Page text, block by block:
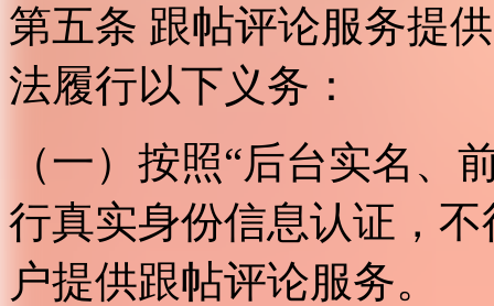
第五条 跟帖评论服务提
法履行以下义务：
（一）按照“后台实名、
行真实身份信息认证，
户提供跟帖评论服务。